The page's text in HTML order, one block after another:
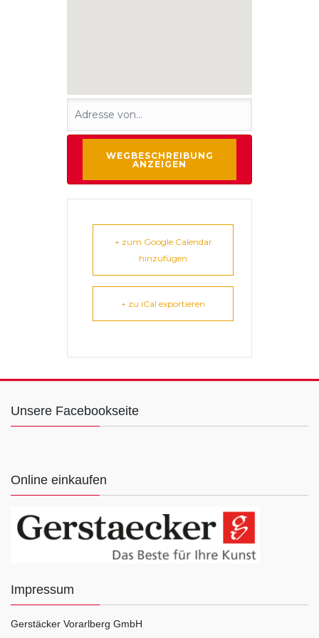
+ zum Google Calendar
hinzufügen
+ zu iCal exportieren
Unsere Facebookseite
Online einkaufen
Impressum
Gerstäcker Vorarlberg GmbH